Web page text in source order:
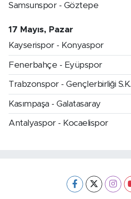
Samsunspor - Göztepe
17 Mayıs, Pazar
Kayserispor - Konyaspor
Fenerbahçe - Eyüpspor
Trabzonspor - Gençlerbirliği S.K.
Kasımpaşa - Galatasaray
Antalyaspor - Kocaelispor